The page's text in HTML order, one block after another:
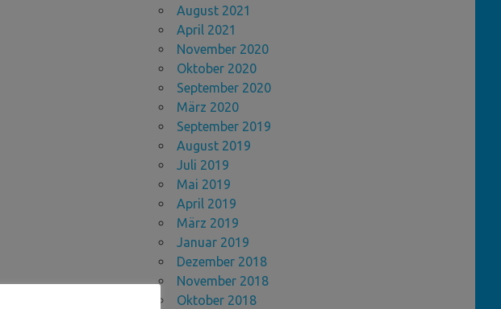
August 2021
April 2021
November 2020
Oktober 2020
September 2020
März 2020
September 2019
August 2019
Juli 2019
Mai 2019
April 2019
März 2019
Januar 2019
Dezember 2018
November 2018
Oktober 2018